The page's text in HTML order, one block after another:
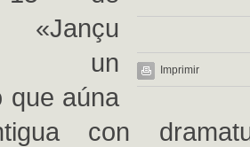
Imprimir
«Jançu
un
que aúna
con